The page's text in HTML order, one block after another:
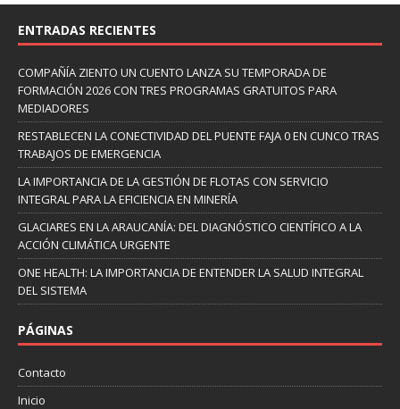
ENTRADAS RECIENTES
COMPAÑÍA ZIENTO UN CUENTO LANZA SU TEMPORADA DE
FORMACIÓN 2026 CON TRES PROGRAMAS GRATUITOS PARA
MEDIADORES
RESTABLECEN LA CONECTIVIDAD DEL PUENTE FAJA 0 EN CUNCO TRAS
TRABAJOS DE EMERGENCIA
LA IMPORTANCIA DE LA GESTIÓN DE FLOTAS CON SERVICIO
INTEGRAL PARA LA EFICIENCIA EN MINERÍA
GLACIARES EN LA ARAUCANÍA: DEL DIAGNÓSTICO CIENTÍFICO A LA
ACCIÓN CLIMÁTICA URGENTE
ONE HEALTH: LA IMPORTANCIA DE ENTENDER LA SALUD INTEGRAL
DEL SISTEMA
PÁGINAS
Contacto
Inicio